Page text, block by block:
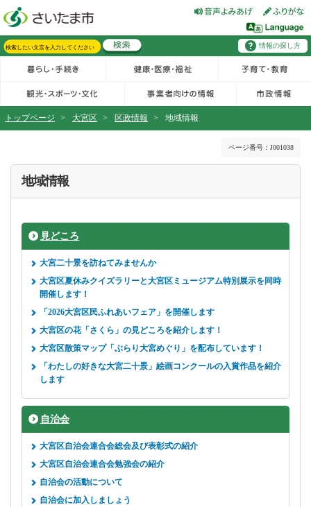
情報の探し方
トップページ > 大宮区 > 区政情報 > 地域情報
ページ番号：J001038
地域情報
見どころ
大宮二十景を訪ねてみませんか
大宮区夏休みクイズラリーと大宮区ミュージアム特別展示を同時
開催します！
「2026大宮区民ふれあいフェア」を開催します
大宮区の花「さくら」の見どころを紹介します！
大宮区散策マップ「ぶらり大宮めぐり」を配布しています！
「わたしの好きな大宮二十景」絵画コンクールの入賞作品を紹介
します
自治会
大宮区自治会連合会総会及び表彰式の紹介
大宮区自治会連合会勉強会の紹介
自治会の活動について
自治会に加入しましょう